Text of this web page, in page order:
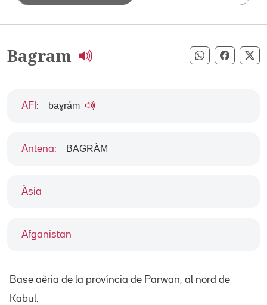
Bagram Compartir
Àsia
Afganistan
AFI : baɣrám
Antena: BAGRÀM
Base aèria de la província de Parwan, al nord de
Kabul.